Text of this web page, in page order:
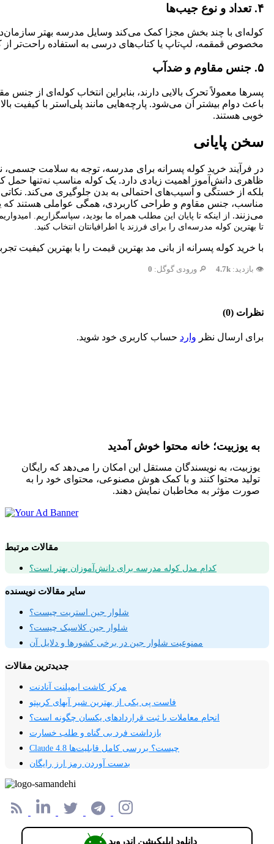
۴. تعداد و نوع جیب‌ها
کوله‌ای با چند بخش مجزا کمک می‌کند وسایل مدرسه بهتر
مخصوص قمقمه، لپ‌تاپ یا کتاب‌های درسی به استفاده راحت‌تر
۵. جنس مقاوم و ضدآب
پسرها معمولاً تحرک بالایی دارند، بنابراین انتخاب کوله‌ای از
باعث دوام بیشتر آن می‌شود. پارچه‌هایی مانند پلی‌استر با کیفیت
خوبی هستند.
سخن پایانی
در فرآیند خرید کوله پسرانه برای مدرسه، توجه به سلامت جسمی،
ظاهری دانش‌آموز اهمیت زیادی دارد. یک کوله مناسب نه‌تنها حمل
بلکه از خستگی و آسیب‌های احتمالی به بدن جلوگیری می‌کند. نکاتی
مناسب، جنس مقاوم و طراحی کاربردی، همگی عواملی هستند که
می‌زنند. از اینکه تا پایان این مطلب همراه ما بودید، سپاسگزاریم.
تا بهترین کوله مدرسه‌ای را برای فرزند یا اطرافیانتان انتخاب کنید.
با خرید کوله پسرانه از بانی مد بهترین قیمت را با بهترین کیفیت‌
👁️ بازدید: 4.7k 🔎 ورودی گوگل: 0
نظرات (0)
برای ارسال نظر وارد حساب کاربری خود شوید.
به یوزبیت؛ خانه محتوا خوش آمدید
یوزبیت، به نویسندگان مستقل این امکان را می‌دهد که رایگان
تولید محتوا کنند و با کمک هوش مصنوعی، محتوای خود را به
صورت مؤثر به مخاطبان نمایش دهند.
مقالات مرتبط
کدام مدل کوله مدرسه برای دانش‌آموزان بهتر است؟
سایر مقالات نویسنده
شلوار جین استریت چیست؟
شلوار جین کلاسیک چیست؟
ممنوعیت شلوار جین در برخی کشورها و دلایل آن
جدیدترین مقالات
مرکز کاشت ایمپلنت آنادنت
فاست پی یکی از بهترین شیر آبهای کریپتو
انجام معاملات با ثبت قراردادهای یکسان چگونه است؟
بازداشت فرد بی گناه و طلب خسارت
Claude 4.8 چیست؟ بررسی کامل قابلیت‌ها
بدست آوردن رمز ارز رایگان
دانلود اپلیکیشن اندروید